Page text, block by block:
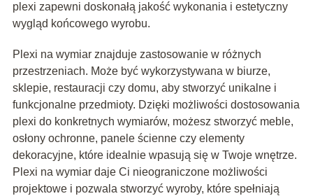
plexi zapewni doskonałą jakość wykonania i estetyczny
wygląd końcowego wyrobu.
Plexi na wymiar znajduje zastosowanie w różnych
przestrzeniach. Może być wykorzystywana w biurze,
sklepie, restauracji czy domu, aby stworzyć unikalne i
funkcjonalne przedmioty. Dzięki możliwości dostosowania
plexi do konkretnych wymiarów, możesz stworzyć meble,
osłony ochronne, panele ścienne czy elementy
dekoracyjne, które idealnie wpasują się w Twoje wnętrze.
Plexi na wymiar daje Ci nieograniczone możliwości
projektowe i pozwala stworzyć wyroby, które spełniają